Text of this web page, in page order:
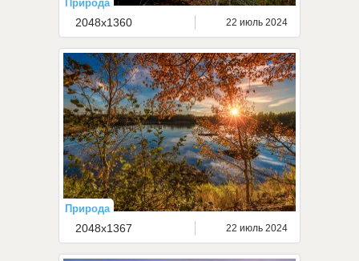
Природа
2048x1360 22 июль 2024
Природа
2048x1367 22 июль 2024